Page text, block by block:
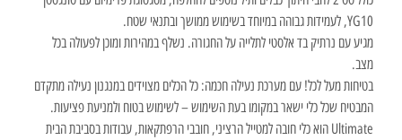
YG10, לעמידות גבוהה במיוחד בשימוש ממושך ובתנאי שטח.
מגיע עם נרתיק בד אלסטי לתלייה על החגורה. נשלף במהירות ומוכן לפעולה בכל
מצב.
בטיחות מעל לכל! עם מערכת נעילה חכמה: כל הכלים מצוידים במנגנון נעילה מתקדם
המבטיח שכל כלי ישאר במקומו בעת השימוש – לשימוש בטוח ולמניעת פציעות.
Ultimate הוא כלי חובה למטייל הרציני, חובבי הרפתקאות, עבודות בסביבת הבית